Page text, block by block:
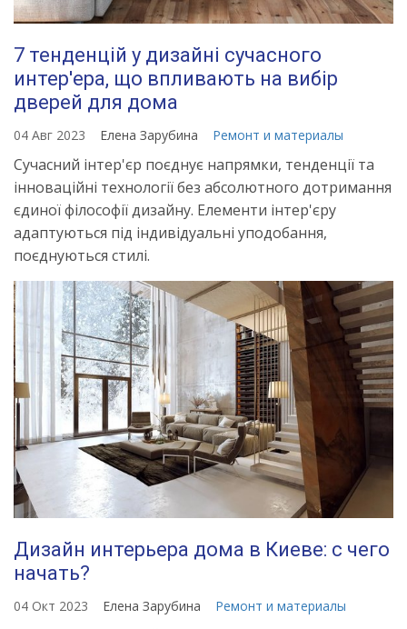
7 тенденцій у дизайні сучасного
интер'ера, що впливають на вибір
дверей для дома
04 Авг 2023 Елена Зарубина Ремонт и материалы
Сучасний інтер'єр поєднує напрямки, тенденції та
інноваційні технології без абсолютного дотримання
єдиної філософії дизайну. Елементи інтер'єру
адаптуються під індивідуальні уподобання,
поєднуються стилі.
Дизайн интерьера дома в Киеве: с чего
начать?
04 Окт 2023 Елена Зарубина Ремонт и материалы